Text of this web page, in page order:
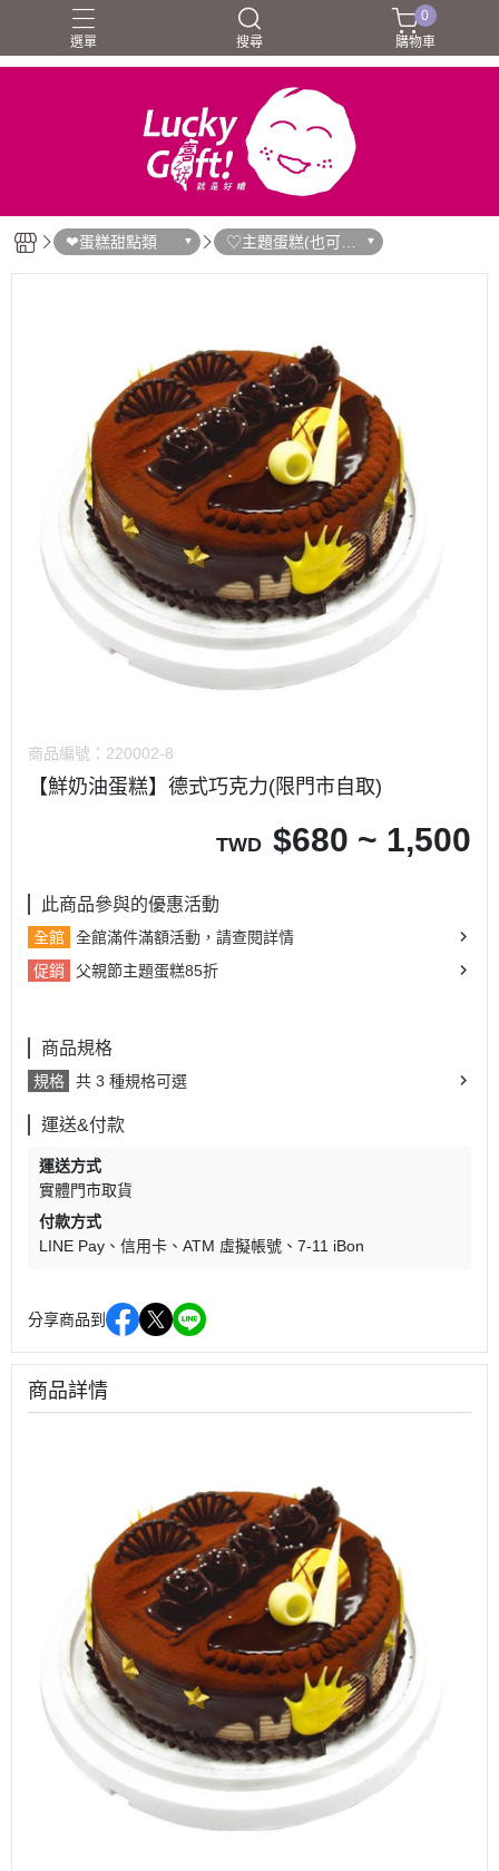
選單 搜尋
0
購物車
❤蛋糕甜點類
♡主題蛋糕(也可直
接門市訂購)
商品編號： 220002-8
【鮮奶油蛋糕】德式巧克力(限門市自取)
TWD $680 ~ 1,500
此商品參與的優惠活動
全館
全館滿件滿額活動，請查閱詳情
促銷
父親節主題蛋糕85折
商品規格
規格 共 3 種規格可選
運送&付款
運送方式
實體門市取貨
付款方式
LINE Pay
信用卡 ATM 虛擬帳號 7-11 iBon
分享商品到
商品詳情